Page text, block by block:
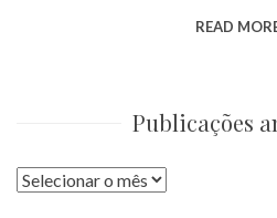
READ
Publicações
Publicações